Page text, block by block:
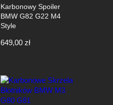
Karbonowy Spoiler
BMW G82 G22 M4
Style
649,00 zł